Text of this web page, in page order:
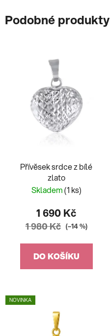
Podobné produkty
Přívěsek srdce z bílé
zlato
Skladem(1 ks)
1 690 Kč
1 980 Kč (–14 %)
DO KOŠÍKU
NOVINKA